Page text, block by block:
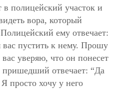
полицейский участок и
вора, который
ему отвечает:
пустить к нему. Прошу
вас уверяю, что он понесет
пришедший отвечает: “Да
просто хочу у него